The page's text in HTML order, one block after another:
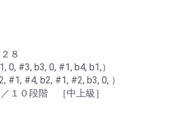
８
b3, 0, #1, b4, b1,）
b2, #1, #2, b3, 0, ）
０段階 ［中上級］